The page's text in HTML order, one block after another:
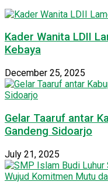
Kader Wanita LDII
Kebaya
December 25, 2025
Gelar Taaruf antar
Gandeng Sidoarjo
July 21, 2025